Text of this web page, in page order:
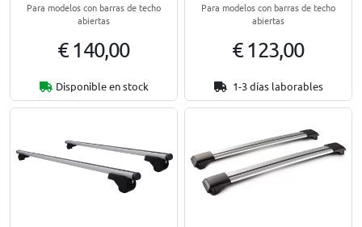
Para modelos con barras de techo
abiertas
€ 140,00
Disponible en stock
Para modelos con barras de techo
abiertas
€ 123,00
1-3 días laborables